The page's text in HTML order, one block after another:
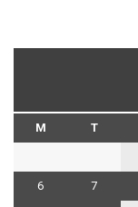
M T
6 7